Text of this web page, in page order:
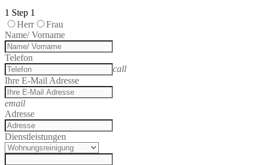
1 Step 1
Herr
Frau
Name/ Vorname
Telefon
call
Ihre E-Mail Adresse
email
Adresse
Dienstleistungen